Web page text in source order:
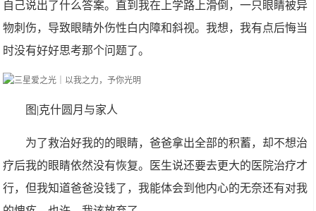
自己说出了什么答案。直到我在上学路上滑倒，一只眼睛被异
物刺伤，导致眼睛外伤性白内障和斜视。我想，我有点后悔当
时没有好好思考那个问题了。
图|克什圆月与家人
为了救治好我的的眼睛，爸爸拿出全部的积蓄，却不想治
疗后我的眼睛依然没有恢复。医生说还要去更大的医院治疗才
行，但我知道爸爸没钱了，我能体会到他内心的无奈还有对我